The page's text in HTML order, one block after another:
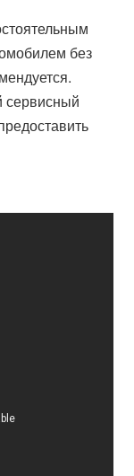
без
сервисный